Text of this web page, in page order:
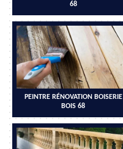
68
PEINTRE RÉNOVATION BOISERIE
BOIS 68